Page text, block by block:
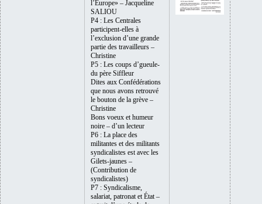
l’Europe» – Jacqueline
SALIOU
P4 : Les Centrales
participent-elles à
l’exclusion d’une grande
partie des travailleurs –
Christine
P5 : Les coups d’gueule-
du père Siffleur
Dites aux Confédérations
que nous avons retrouvé
le bouton de la grève –
Christine
Bons voeux et humeur
noire – d’un lecteur
P6 : La place des
militantes et des militants
syndicalistes est avec les
Gilets-jaunes –
(Contribution de
syndicalistes)
P7 : Syndicalisme,
salariat, patronat et État –